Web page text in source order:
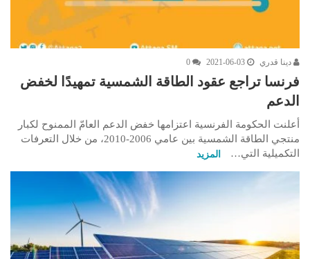
دينا قدري 2021-06-03
0
فرنسا تراجع عقود الطاقة الشمسية تمهيدًا لخفض
الدعم
أعلنت الحكومة الفرنسية اعتزامها خفض الدعم العامّ الممنوح لكبار
منتجي الطاقة الشمسية بين عامي 2006-2010، من خلال التعرفات
التكميلية التي…
المزيد